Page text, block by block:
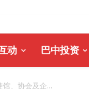
动 巴中投资
馆、协会及企...